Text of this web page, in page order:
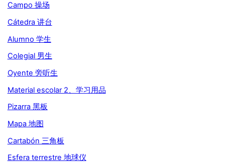
Campo 操场
Cátedra 讲台
Alumno 学生
Colegial 男生
Oyente 旁听生
Material escolar 2、学习用品
Pizarra 黑板
Mapa 地图
Cartabón 三角板
Esfera terrestre 地球仪